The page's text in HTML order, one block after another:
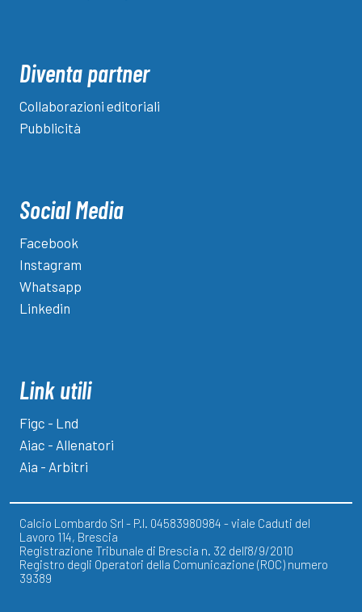
Diventa partner
Collaborazioni editoriali
Pubblicità
Social Media
Facebook
Instagram
Whatsapp
Linkedin
Link utili
Figc - Lnd
Aiac - Allenatori
Aia - Arbitri
Calcio Lombardo Srl - P.I. 04583980984 - viale Caduti del
Lavoro 114, Brescia
Registrazione Tribunale di Brescia n. 32 dell'8/9/2010
Registro degli Operatori della Comunicazione (ROC) numero
39389